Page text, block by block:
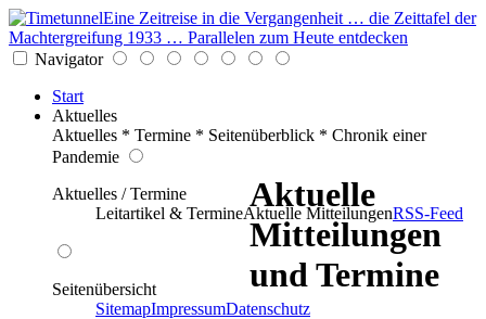
Eine Zeitreise in die Vergangenheit … die Zeittafel der
Machtergreifung 1933 … Parallelen zum Heute entdecken
Navigator
Start
Aktuelles
Aktuelles * Termine * Seitenüberblick * Chronik einer
Pandemie
Aktuelles / Termine
Leitartikel & TermineAktuelle MitteilungenRSS-Feed
Seitenübersicht
SitemapImpressumDatenschutz
Aktuelle
Mitteilungen
und Termine